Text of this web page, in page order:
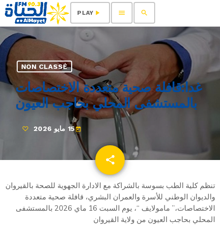
search
menu
play_arrow
PLAY
NON CLASSÉ
غدا:قافلة صحية متعددة الاختصاصات
بالمستشفى المحلي بحاجب العيون
today15 مايو 2026
share
email
تنظم كلية الطب بسوسة بالشراكة مع الادارة الجهوية للصحة بالقيروان
والديوان الوطني للأسرة والعمران البشري، قافلة صحية متعددة
الاختصاصات،” مامولايف “، يوم السبت 16 ماي 2026 بالمستشفى
المحلي بحاجب العيون من ولاية القيروان